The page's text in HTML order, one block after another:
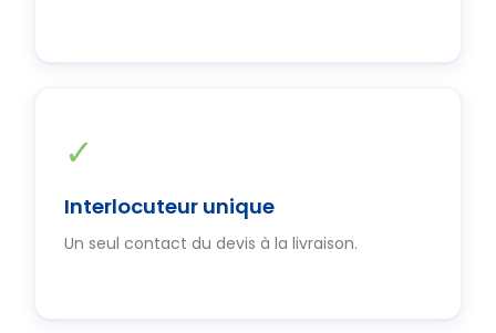
✓
Interlocuteur unique
Un seul contact du devis à la livraison.